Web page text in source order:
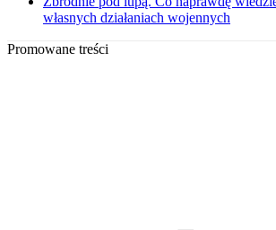
własnych działaniach wojennych
Promowane treści